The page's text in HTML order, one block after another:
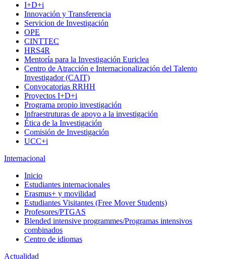
I+D+i
Innovación y Transferencia
Servicion de Investigación
OPE
CINTTEC
HRS4R
Mentoría para la Investigación Euriclea
Centro de Atracción e Internacionalización del Talento
Investigador (CAIT)
Convocatorias RRHH
Proyectos I+D+i
Programa propio investigación
Infraestruturas de apoyo a la investigación
Ética de la Investigación
Comisión de Investigación
UCC+i
Internacional
Inicio
Estudiantes internacionales
Erasmus+ y movilidad
Estudiantes Visitantes (Free Mover Students)
Profesores/PTGAS
Blended intensive programmes/Programas intensivos
combinados
Centro de idiomas
Actualidad